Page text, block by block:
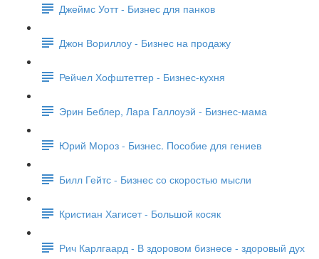
Джеймс Уотт - Бизнес для панков
Джон Вориллоу - Бизнес на продажу
Рейчел Хофштеттер - Бизнес-кухня
Эрин Беблер, Лара Галлоуэй - Бизнес-мама
Юрий Мороз - Бизнес. Пособие для гениев
Билл Гейтс - Бизнес со скоростью мысли
Кристиан Хагисет - Большой косяк
Рич Карлгаард - В здоровом бизнесе - здоровый дух